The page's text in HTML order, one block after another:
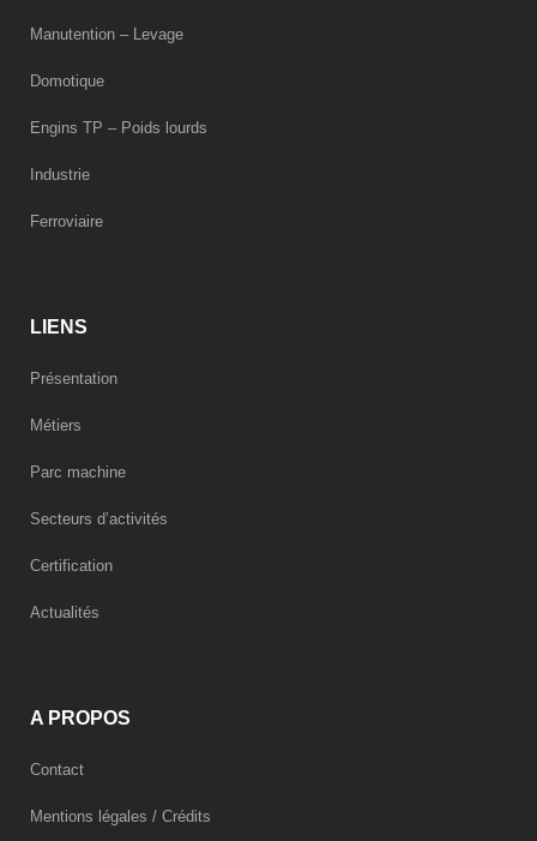
Manutention – Levage
Domotique
Engins TP – Poids lourds
Industrie
Ferroviaire
LIENS
Présentation
Métiers
Parc machine
Secteurs d’activités
Certification
Actualités
A PROPOS
Contact
Mentions légales / Crédits